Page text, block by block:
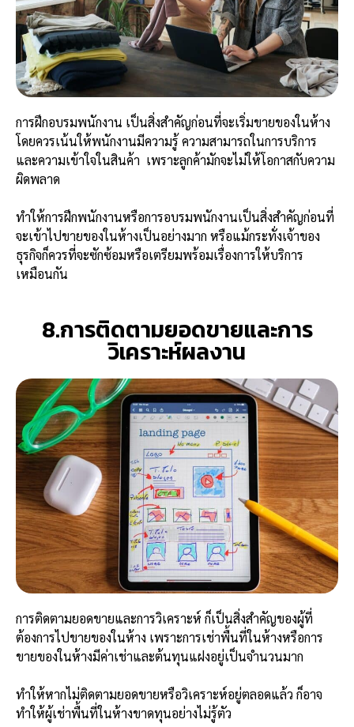
การฝึกอบรมพนักงาน เป็นสิ่งสำคัญก่อนที่จะเริ่มขายของในห้าง
โดยควรเน้นให้พนักงานมีความรู้ ความสามารถในการบริการ
และความเข้าใจในสินค้า เพราะลูกค้ามักจะไม่ให้โอกาสกับความ
ผิดพลาด
ทำให้การฝึกพนักงานหรือการอบรมพนักงานเป็นสิ่งสำคัญก่อนที่
จะเข้าไปขายของในห้างเป็นอย่างมาก หรือแม้กระทั่งเจ้าของ
ธุรกิจก็ควรที่จะซักซ้อมหรือเตรียมพร้อมเรื่องการให้บริการ
เหมือนกัน
8.การติดตามยอดขายและการ
วิเคราะห์ผลงาน
การติดตามยอดขายและการวิเคราะห์ ก็เป็นสิ่งสำคัญของผู้ที่
ต้องการไปขายของในห้าง เพราะการเช่าพื้นที่ในห้างหรือการ
ขายของในห้างมีค่าเช่าและต้นทุนแฝงอยู่เป็นจำนวนมาก
ทำให้หากไม่ติดตามยอดขายหรือวิเคราะห์อยู่ตลอดแล้ว ก็อาจ
ทำให้ผู้เช่าพื้นที่ในห้างขาดทุนอย่างไม่รู้ตัว